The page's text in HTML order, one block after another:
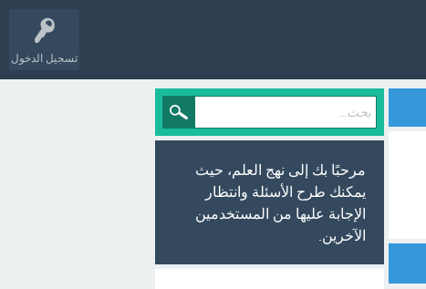
تسجيل الدخول
مرحبًا بك إلى نهج العلم، حيث
يمكنك طرح الأسئلة وانتظار
الإجابة عليها من المستخدمين
الآخرين.